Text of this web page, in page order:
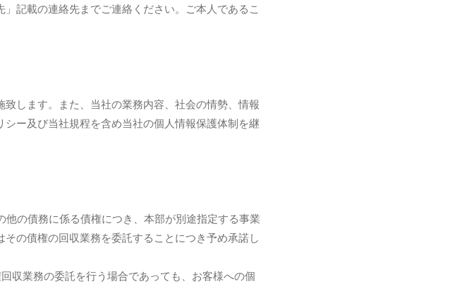
記載の連絡先までご連絡ください。ご本人であるこ
します。また、当社の業務内容、社会の情勢、情報
ー及び当社規程を含め当社の個人情報保護体制を継
の債務に係る債権につき、本部が別途指定する事業
の債権の回収業務を委託することにつき予め承諾し
収業務の委託を行う場合であっても、お客様への個